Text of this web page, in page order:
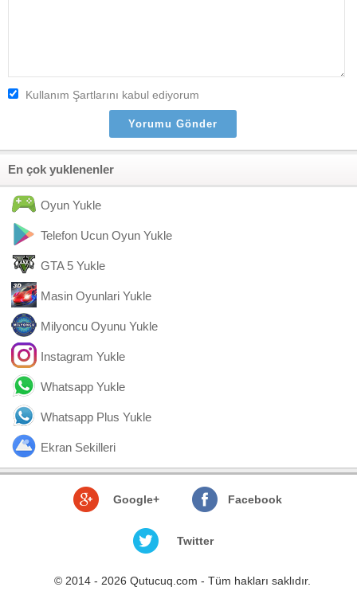
Kullanım Şartlarını kabul ediyorum
En çok yuklenenler
Oyun Yukle
Telefon Ucun Oyun Yukle
GTA 5 Yukle
Masin Oyunlari Yukle
Milyoncu Oyunu Yukle
Instagram Yukle
Whatsapp Yukle
Whatsapp Plus Yukle
Ekran Sekilleri
Google+ Facebook
Twitter
© 2014 - 2026 Qutucuq.com - Tüm hakları saklıdır.